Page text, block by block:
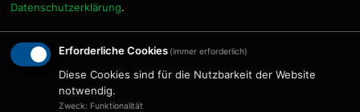
Webentwicklung
Datenschutzerklärung.
Erforderliche Cookies (immer erforderlich)
Diese Cookies sind für die Nutzbarkeit der Website
notwendig.
Zweck: Funktionalität